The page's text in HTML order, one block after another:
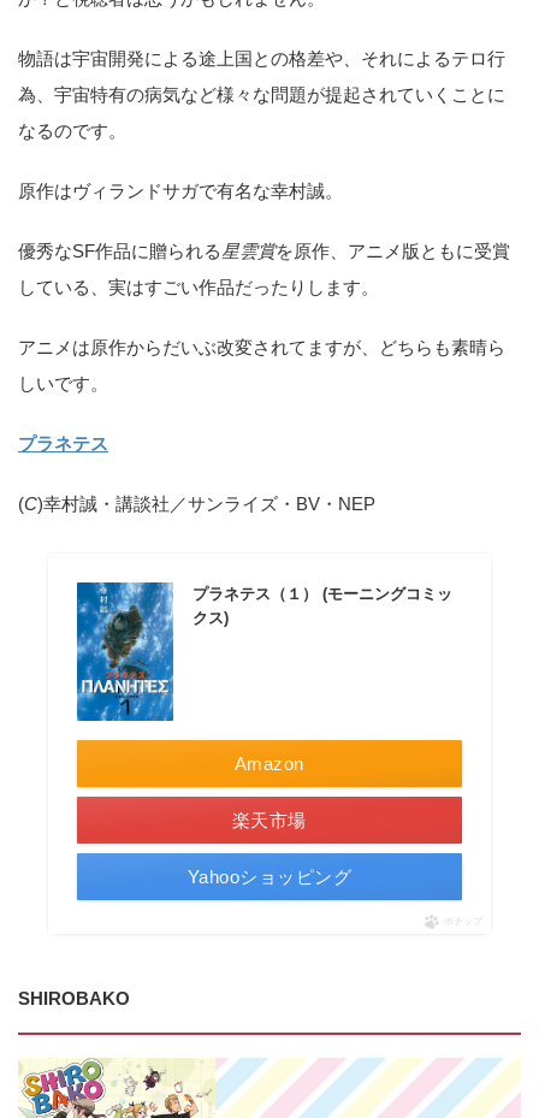
物語は宇宙開発による途上国との格差や、それによるテロ行
為、宇宙特有の病気など様々な問題が提起されていくことに
なるのです。
原作はヴィランドサガで有名な幸村誠。
優秀なSF作品に贈られる星雲賞を原作、アニメ版ともに受賞
している、実はすごい作品だったりします。
アニメは原作からだいぶ改変されてますが、どちらも素晴ら
しいです。
プラネテス
(C)幸村誠・講談社／サンライズ・BV・NEP
プラネテス（１） (モーニングコミッ
クス)
Amazon
楽天市場
Yahooショッピング
ポチップ
SHIROBAKO